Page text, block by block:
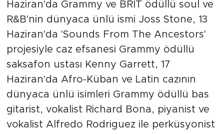
Haziran'da Grammy ve BRIT ödüllü soul ve
R&B'nin dünyaca ünlü ismi Joss Stone, 13
Haziran'da 'Sounds From The Ancestors'
projesiyle caz efsanesi Grammy ödüllü
saksafon ustası Kenny Garrett, 17
Haziran'da Afro-Küban ve Latin cazının
dünyaca ünlü isimleri Grammy ödüllü bas
gitarist, vokalist Richard Bona, piyanist ve
vokalist Alfredo Rodriguez ile perküsyonist